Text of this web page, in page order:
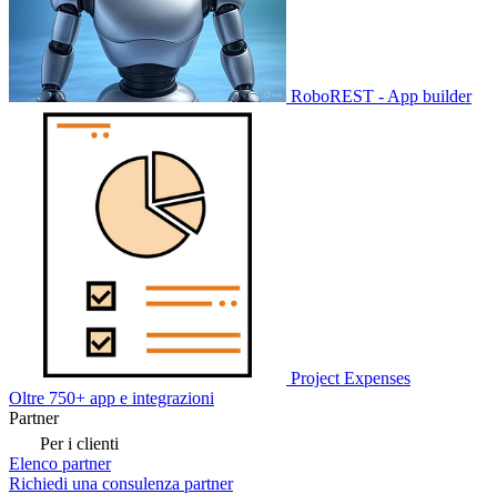
RoboREST - App builder
Project Expenses
Oltre 750+ app e integrazioni
Partner
Per i clienti
Elenco partner
Richiedi una consulenza partner